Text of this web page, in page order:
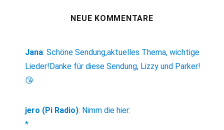
NEUE KOMMENTARE
Jana:Schöne Sendung,aktuelles Thema, wichtige
Lieder!Danke für diese Sendung, Lizzy und Parker!
😘
jero (Pi Radio): Nimm die hier:
*